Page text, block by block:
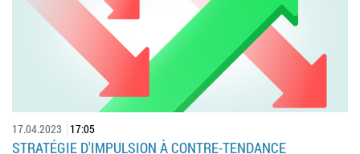
17.04.2023 17:05
STRATÉGIE D'IMPULSION À CONTRE-TENDANCE